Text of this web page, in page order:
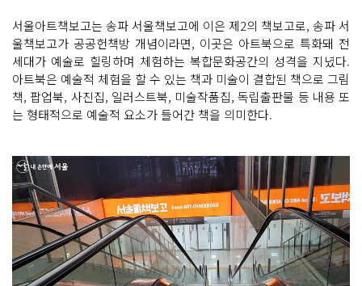
서울아트책보고는 송파 서울책보고에 이은 제2의 책보고로, 송파 서
울책보고가 공공헌책방 개념이라면, 이곳은 아트북으로 특화돼 전
세대가 예술로 힐링하며 체험하는 복합문화공간의 성격을 지녔다.
아트북은 예술적 체험을 할 수 있는 책과 미술이 결합된 책으로 그림
책, 팝업북, 사진집, 일러스트북, 미술작품집, 독립출판물 등 내용 또
는 형태적으로 예술적 요소가 들어간 책을 의미한다.